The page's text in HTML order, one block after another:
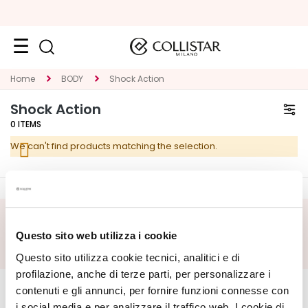
Questo sito web utilizza i cookie
Questo sito utilizza cookie tecnici, analitici e di
profilazione, anche di terze parti, per personalizzare i
contenuti e gli annunci, per fornire funzioni connesse con
Face
C
A
T
E
O
S
p
e
c
Home BODY Shock Action
Shock Action
0 ITEMS
We can't find products matching the selection.
CORPORATE
About Us
MY PROFILE
Account Information